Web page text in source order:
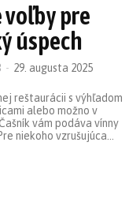
pre
úspech
- 29. augusta 2025
reštaurácii s výhľadom
alebo možno v
vám podáva vínny
niekoho vzrušujúca...